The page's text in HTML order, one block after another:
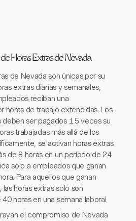
Horas Extras de Nevada
de Nevada son únicas por su
extras diarias y semanales,
reciban una
horas de trabajo extendidas. Los
ser pagados 1.5 veces su
trabajadas más allá de los
se activan horas extras
de 8 horas en un período de 24
solo a empleados que ganan
Para aquellos que ganan
horas extras solo son
horas en una semana laboral.
el compromiso de Nevada